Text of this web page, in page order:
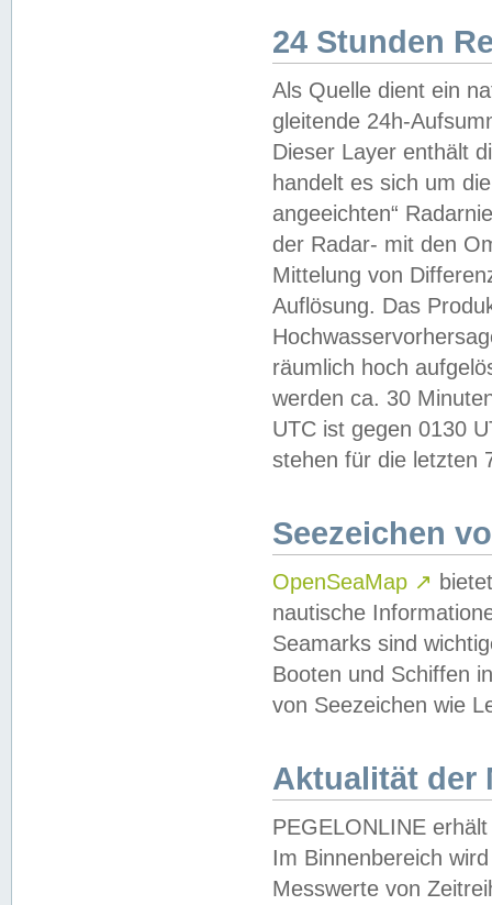
24 Stunden
Als Quelle dient ein
gleitende 24h-
Dieser Layer enthält
handelt es sich um
angeeichten“
der Radar- mit den
Mittelung von
Auflösung. Das
räumlich hoch
werden ca. 30
UTC ist gegen 0130
stehen für die letzten
Seezeichen
OpenSeaMap ↗
nautische
Seamarks sind
Booten und Schiffen
von Seezeichen wie
Aktualität der
PEGELONLINE
Im Binnenbereich
Messwerte von